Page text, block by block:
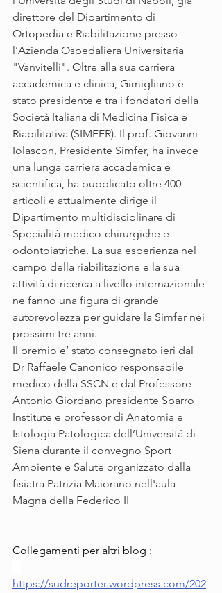
direttore del Dipartimento di
Ortopedia e Riabilitazione presso
l’Azienda Ospedaliera Universitaria
"Vanvitelli". Oltre alla sua carriera
accademica e clinica, Gimigliano è
stato presidente e tra i fondatori della
Società Italiana di Medicina Fisica e
Riabilitativa (SIMFER). Il prof. Giovanni
Iolascon, Presidente Simfer, ha invece
una lunga carriera accademica e
scientifica, ha pubblicato oltre 400
articoli e attualmente dirige il
Dipartimento multidisciplinare di
Specialità medico-chirurgiche e
odontoiatriche. La sua esperienza nel
campo della riabilitazione e la sua
attività di ricerca a livello internazionale
ne fanno una figura di grande
autorevolezza per guidare la Simfer nei
prossimi tre anni.
Il premio e’ stato consegnato ieri dal
Dr Raffaele Canonico responsabile
medico della SSCN e dal Professore
Antonio Giordano presidente Sbarro
Institute e professor di Anatomia e
Istologia Patologica dell’Universitá di
Siena durante il convegno Sport
Ambiente e Salute organizzato dalla
fisiatra Patrizia Maiorano nell'aula
Magna della Federico II
Collegamenti per altri blog :
https://sudreporter.wordpress.com/202